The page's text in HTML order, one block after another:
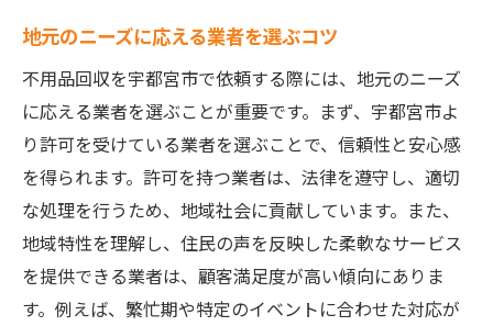
地元のニーズに応える業者を選ぶコツ
不用品回収を宇都宮市で依頼する際には、地元のニーズ
に応える業者を選ぶことが重要です。まず、宇都宮市よ
り許可を受けている業者を選ぶことで、信頼性と安心感
を得られます。許可を持つ業者は、法律を遵守し、適切
な処理を行うため、地域社会に貢献しています。また、
地域特性を理解し、住民の声を反映した柔軟なサービス
を提供できる業者は、顧客満足度が高い傾向にありま
す。例えば、繁忙期や特定のイベントに合わせた対応が